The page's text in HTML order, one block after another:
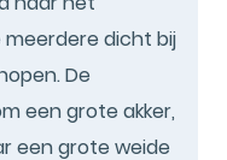
dicht bij
De
een grote akker,
een grote weide